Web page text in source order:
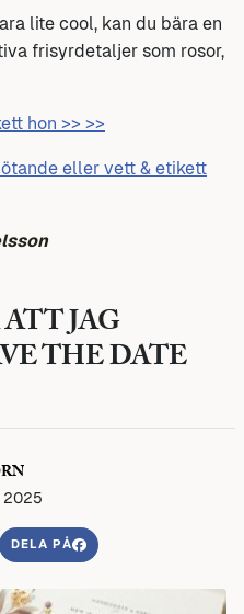
lite cool, kan du bära en
frisyrdetaljer som rosor,
hon >> >>
eller vett & etikett
JAG
THE DATE
2025
DELA PÅ